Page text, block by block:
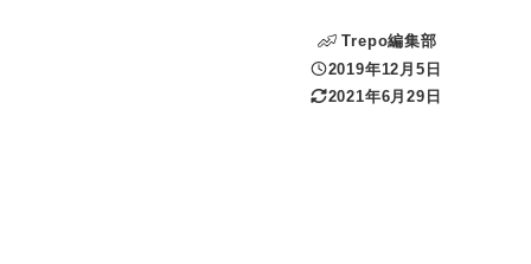
Trepo編集部
投稿日
2019年12月5日
更新日
2021年6月29日